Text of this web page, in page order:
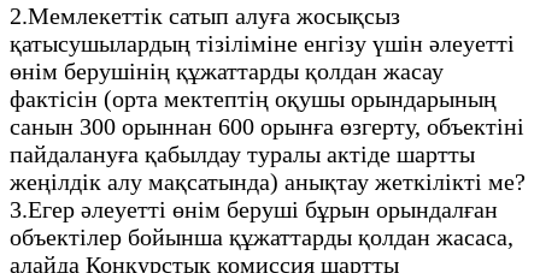
2.Мемлекеттік сатып алуға жосықсыз
қатысушылардың тізіліміне енгізу үшін әлеуетті
өнім берушінің құжаттарды қолдан жасау
фактісін (орта мектептің оқушы орындарының
санын 300 орыннан 600 орынға өзгерту, объектіні
пайдалануға қабылдау туралы актіде шартты
жеңілдік алу мақсатында) анықтау жеткілікті ме?
3.Егер әлеуетті өнім беруші бұрын орындалған
объектілер бойынша құжаттарды қолдан жасаса,
алайда Конкурстық комиссия шартты